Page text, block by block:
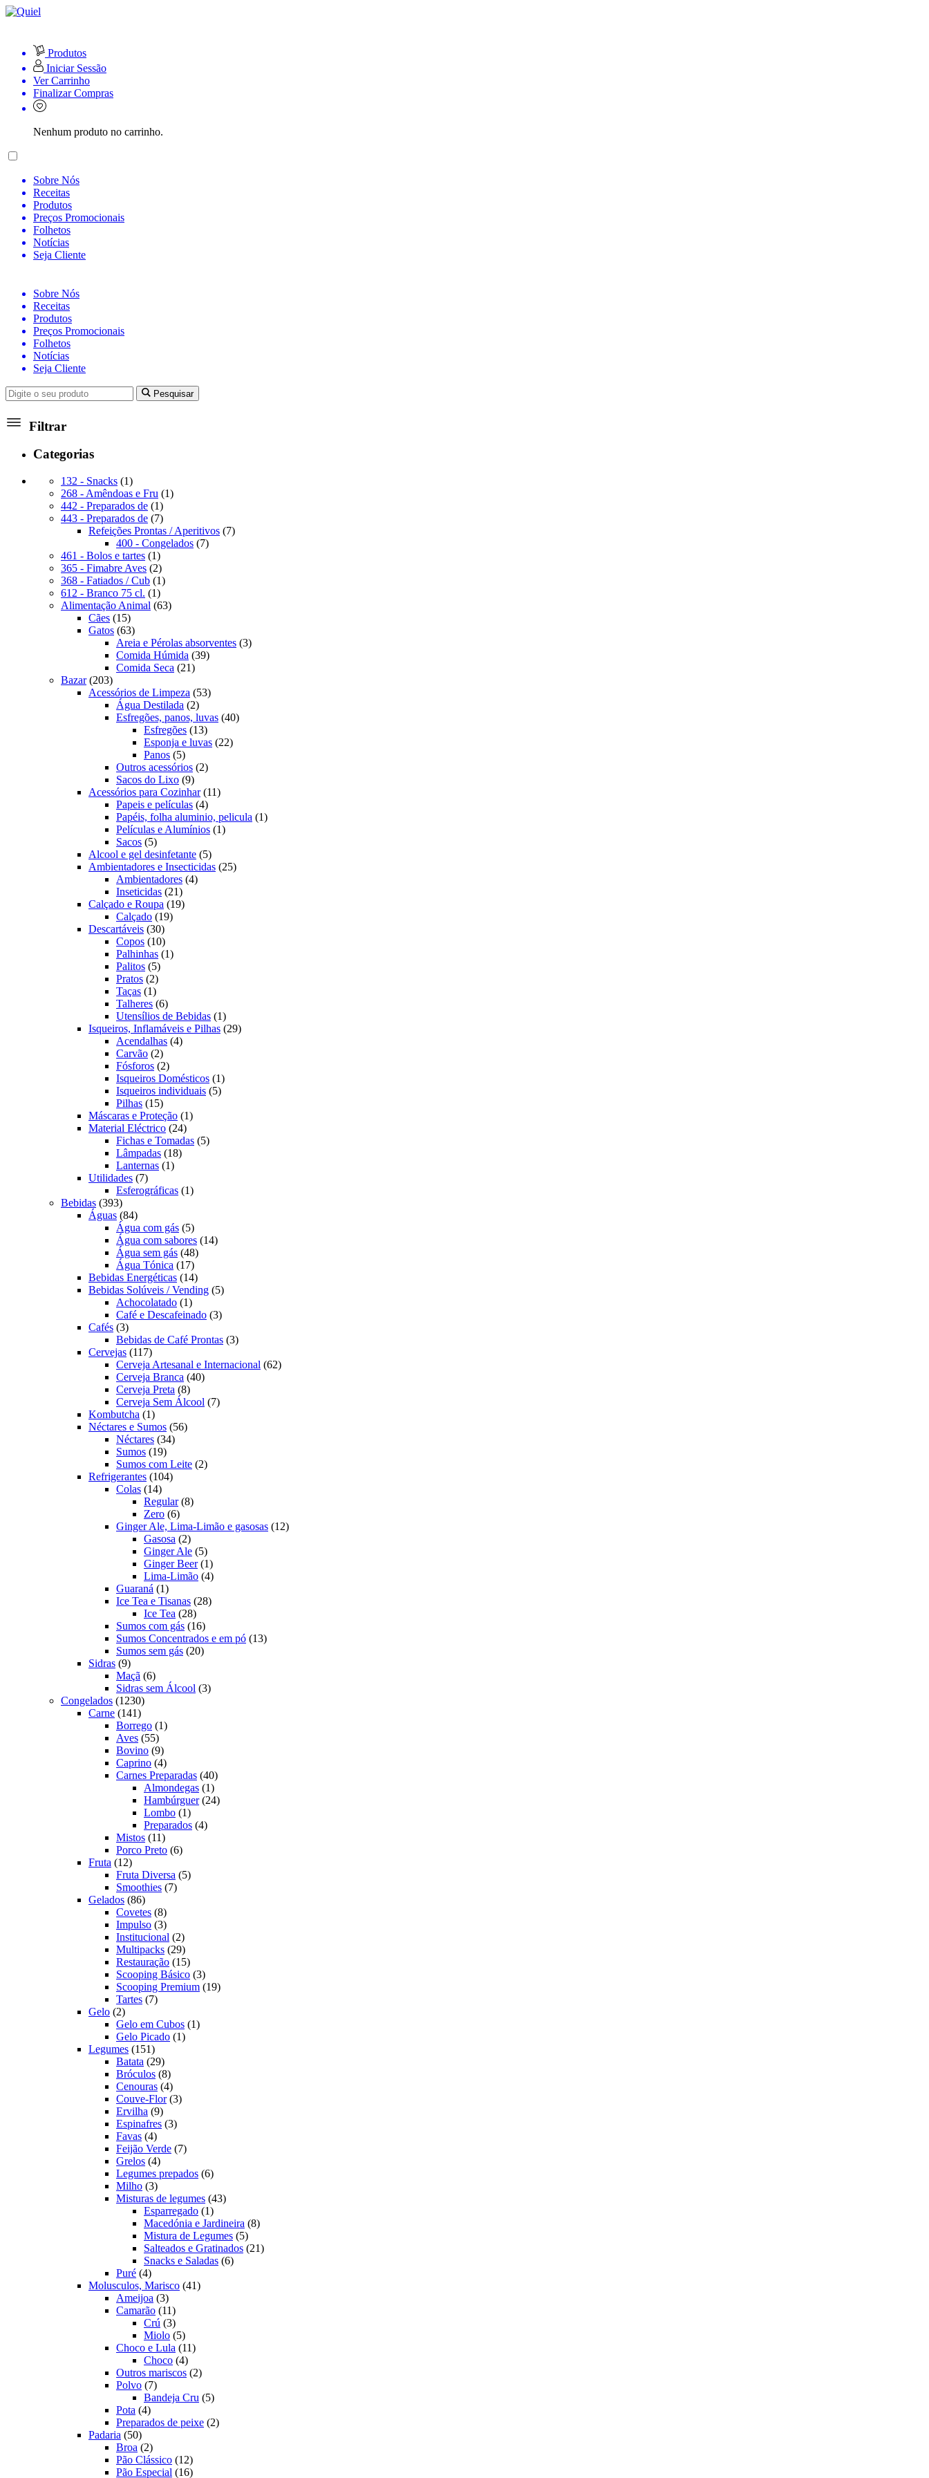
Produtos
Iniciar Sessão
Ver Carrinho
Finalizar Compras
Nenhum produto no carrinho.
Sobre Nós
Receitas
Produtos
Preços Promocionais
Folhetos
Notícias
Seja Cliente
Sobre Nós
Receitas
Produtos
Preços Promocionais
Folhetos
Notícias
Seja Cliente
Pesquisar
Filtrar
Categorias
132 - Snacks 11
produto
268 - Amêndoas e Fru 11
442 - Preparados de 11
produto
443 - Preparados de 77
produtos
Refeições Prontas / Aperitivos 77
400 - Congelados 77
461 - Bolos e tartes 11
produto
365 - Fimabre Aves 22
produtos
368 - Fatiados / Cub 11
612 - Branco 75 cl. 11
produto
Alimentação Animal 6363
Cães 1515
produtos
Gatos 6363
produtos
Areia e Pérolas absorventes 33
Comida Húmida 3939
Comida Seca 2121
Bazar 203203
produtos
Acessórios de Limpeza 5353
Água Destilada 22
produtos
Esfregões, panos, luvas 4040
Esfregões 1313
produtos
Esponja e luvas 2222
Panos 55
produtos
Outros acessórios 22
Sacos do Lixo 99
produtos
Acessórios para Cozinhar 1111
Papeis e películas 44
produtos
Papéis, folha aluminio, pelicula 11
Películas e Alumínios 11
Sacos 55
produtos
Alcool e gel desinfetante 55
produtos
Ambientadores e Insecticidas 2525
Ambientadores 44
Inseticidas 2121
produtos
Calçado e Roupa 1919
Calçado 1919
Descartáveis 3030
produtos
Copos 1010
produtos
Palhinhas 11
Palitos 55
produtos
Pratos 22
produtos
Taças 11
produto
Talheres 66
produtos
Utensílios de Bebidas 11
produto
Isqueiros, Inflamáveis e Pilhas 2929
Acendalhas 44
Carvão 22
produtos
Fósforos 22
produtos
Isqueiros Domésticos 11
produto
Isqueiros individuais 55
Pilhas 1515
produtos
Máscaras e Proteção 11
Material Eléctrico 2424
produtos
Fichas e Tomadas 55
Lâmpadas 1818
Lanternas 11
Utilidades 77
produtos
Esferográficas 11
Bebidas 393393
produtos
Águas 8484
produtos
Água com gás 55
produtos
Água com sabores 1414
Água sem gás 4848
Água Tónica 1717
produtos
Bebidas Energéticas 1414
produtos
Bebidas Solúveis / Vending 55
Achocolatado 11
produto
Café e Descafeinado 33
Cafés 33
produtos
Bebidas de Café Prontas 33
Cervejas 117117
produtos
Cerveja Artesanal e Internacional 6262
Cerveja Branca 4040
Cerveja Preta 88
produtos
Cerveja Sem Álcool 77
Kombutcha 11
produto
Néctares e Sumos 5656
Néctares 3434
Sumos 1919
produtos
Sumos com Leite 22
Refrigerantes 104104
Colas 1414
produtos
Regular 88
Zero 66
produtos
Ginger Ale, Lima-Limão e gasosas 1212
Gasosa 22
produtos
Ginger Ale 55
produtos
Ginger Beer 11
produto
Lima-Limão 44
Guaraná 11
produto
Ice Tea e Tisanas 2828
Ice Tea 2828
produtos
Sumos com gás 1616
produtos
Sumos Concentrados e em pó 1313
Sumos sem gás 2020
Sidras 99
produtos
Maçã 66
produtos
Sidras sem Álcool 33
Congelados 12301230
produtos
Carne 141141
produtos
Borrego 11
Aves 5555
produtos
Bovino 99
produtos
Caprino 44
produtos
Carnes Preparadas 4040
produtos
Almondegas 11
produto
Hambúrguer 2424
Lombo 11
produto
Preparados 44
Mistos 1111
produtos
Porco Preto 66
Fruta 1212
produtos
Fruta Diversa 55
Smoothies 77
Gelados 8686
produtos
Covetes 88
produtos
Impulso 33
produtos
Institucional 22
produtos
Multipacks 2929
produtos
Restauração 1515
produtos
Scooping Básico 33
produtos
Scooping Premium 1919
Tartes 77
Gelo 22
produtos
Gelo em Cubos 11
Gelo Picado 11
Legumes 151151
produtos
Batata 2929
produtos
Bróculos 88
produtos
Cenouras 44
produtos
Couve-Flor 33
Ervilha 99
produtos
Espinafres 33
Favas 44
produtos
Feijão Verde 77
Grelos 44
produtos
Legumes prepados 66
Milho 33
produtos
Misturas de legumes 4343
Esparregado 11
produto
Macedónia e Jardineira 88
Mistura de Legumes 55
produtos
Salteados e Gratinados 2121
Snacks e Saladas 66
Puré 44
produtos
Molusculos, Marisco 4141
Ameijoa 33
produtos
Camarão 1111
produtos
Crú 33
produtos
Miolo 55
produtos
Choco e Lula 1111
Choco 44
produtos
Outros mariscos 22
Polvo 77
produtos
Bandeja Cru 55
Pota 44
produtos
Preparados de peixe 22
Padaria 5050
produtos
Broa 22
produtos
Pão Clássico 1212
produtos
Pão Especial 1616